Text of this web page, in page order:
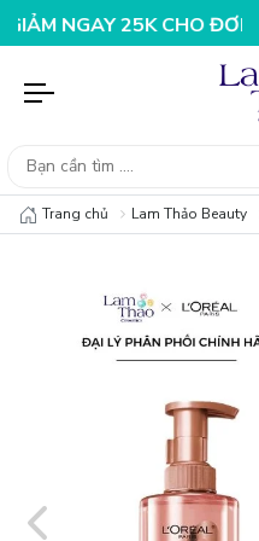
25K CHO ĐƠN HÀNG
Trang chủ Lam Thảo Beauty